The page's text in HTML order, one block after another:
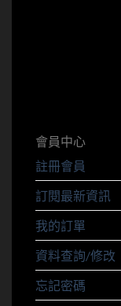
會員中心
註冊會員
訂閱最新資訊
我的訂單
資料查詢/修改
忘記密碼